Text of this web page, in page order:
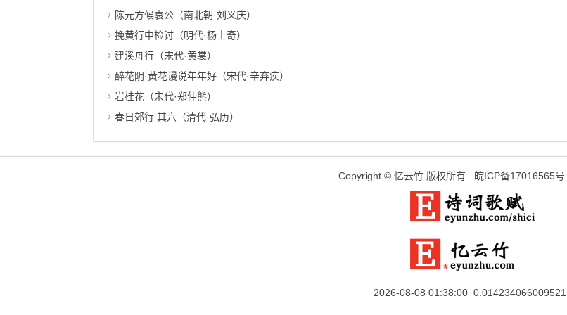
陈元方候袁公（南北朝·刘义庆）
挽黄行中检讨（明代·杨士奇）
建溪舟行（宋代·黄裳）
醉花阴·黄花谩说年年好（宋代·辛弃疾）
岩桂花（宋代·郑仲熊）
春日郊行 其六（清代·弘历）
Copyright © 忆云竹 版权所有. 皖ICP备17016565号
2026-08-08 01:38:00 0.014234066009521